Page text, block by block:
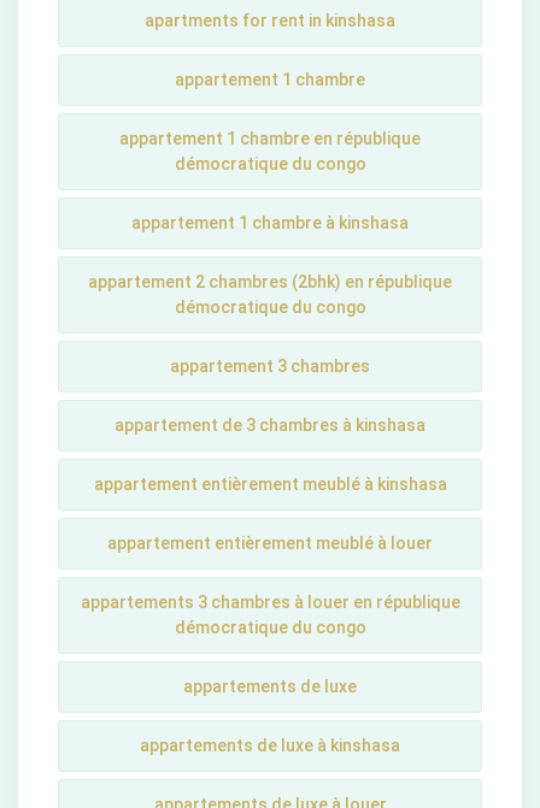
apartments for rent in kinshasa
appartement 1 chambre
appartement 1 chambre en république
démocratique du congo
appartement 1 chambre à kinshasa
appartement 2 chambres (2bhk) en république
démocratique du congo
appartement 3 chambres
appartement de 3 chambres à kinshasa
appartement entièrement meublé à kinshasa
appartement entièrement meublé à louer
appartements 3 chambres à louer en république
démocratique du congo
appartements de luxe
appartements de luxe à kinshasa